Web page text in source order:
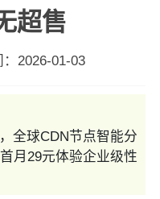
超售
2026-01-03
全球CDN节点智能分
月29元体验企业级性